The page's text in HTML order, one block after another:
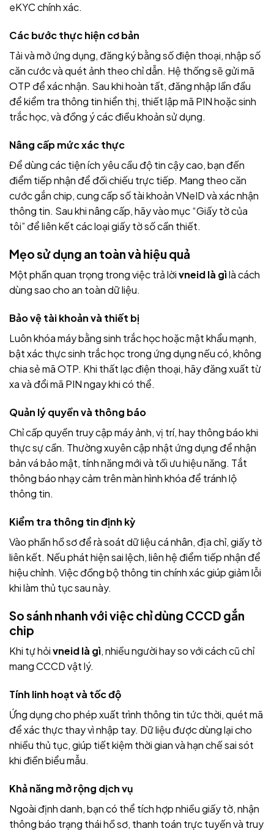
eKYC chính xác.
Các bước thực hiện cơ bản
Tải và mở ứng dụng, đăng ký bằng số điện thoại, nhập số
căn cước và quét ảnh theo chỉ dẫn. Hệ thống sẽ gửi mã
OTP để xác nhận. Sau khi hoàn tất, đăng nhập lần đầu
để kiểm tra thông tin hiển thị, thiết lập mã PIN hoặc sinh
trắc học, và đồng ý các điều khoản sử dụng.
Nâng cấp mức xác thực
Để dùng các tiện ích yêu cầu độ tin cậy cao, bạn đến
điểm tiếp nhận để đối chiếu trực tiếp. Mang theo căn
cước gắn chip, cung cấp số tài khoản VNeID và xác nhận
thông tin. Sau khi nâng cấp, hãy vào mục “Giấy tờ của
tôi” để liên kết các loại giấy tờ số cần thiết.
Mẹo sử dụng an toàn và hiệu quả
Một phần quan trọng trong việc trả lờivneid là gìlà cách
dùng sao cho an toàn dữ liệu.
Bảo vệ tài khoản và thiết bị
Luôn khóa máy bằng sinh trắc học hoặc mật khẩu mạnh,
bật xác thực sinh trắc học trong ứng dụng nếu có, không
chia sẻ mã OTP. Khi thất lạc điện thoại, hãy đăng xuất từ
xa và đổi mã PIN ngay khi có thể.
Quản lý quyền và thông báo
Chỉ cấp quyền truy cập máy ảnh, vị trí, hay thông báo khi
thực sự cần. Thường xuyên cập nhật ứng dụng để nhận
bản vá bảo mật, tính năng mới và tối ưu hiệu năng. Tắt
thông báo nhạy cảm trên màn hình khóa để tránh lộ
thông tin.
Kiểm tra thông tin định kỳ
Vào phần hồ sơ để rà soát dữ liệu cá nhân, địa chỉ, giấy tờ
liên kết. Nếu phát hiện sai lệch, liên hệ điểm tiếp nhận để
hiệu chỉnh. Việc đồng bộ thông tin chính xác giúp giảm lỗi
khi làm thủ tục sau này.
So sánh nhanh với việc chỉ dùng CCCD gắn
chip
Khi tự hỏivneid là gì, nhiều người hay so với cách cũ chỉ
mang CCCD vật lý.
Tính linh hoạt và tốc độ
Ứng dụng cho phép xuất trình thông tin tức thời, quét mã
để xác thực thay vì nhập tay. Dữ liệu được dùng lại cho
nhiều thủ tục, giúp tiết kiệm thời gian và hạn chế sai sót
khi điền biểu mẫu.
Khả năng mở rộng dịch vụ
Ngoài định danh, bạn có thể tích hợp nhiều giấy tờ, nhận
thông báo trạng thái hồ sơ, thanh toán trực tuyến và truy